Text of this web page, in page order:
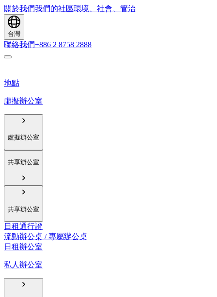
關於我們我們的社區環境、社會、管治
台灣
聯絡我們+886 2 8758 2888
地點
虛擬辦公室
虛擬辦公室
共享辦公室
共享辦公室
日租通行證
流動辦公桌 / 專屬辦公桌
日租辦公室
私人辦公室